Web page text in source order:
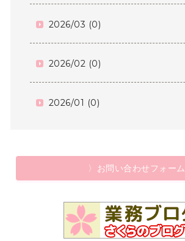
2026/03 (0)
2026/02 (0)
2026/01 (0)
〉お問い合わせフォーム